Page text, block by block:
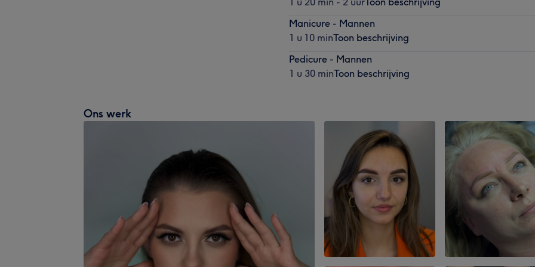
Manicure - Mannen
1 u 10 minToon beschrijving
Pedicure - Mannen
1 u 30 minToon beschrijving
Ons werk